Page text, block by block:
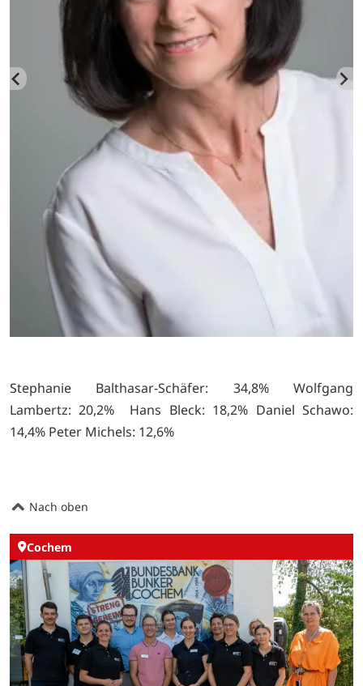
Stephanie Balthasar-Schäfer: 34,8% Wolfgang
Lambertz: 20,2% Hans Bleck: 18,2% Daniel Schawo:
14,4% Peter Michels: 12,6%
Nach oben
Cochem